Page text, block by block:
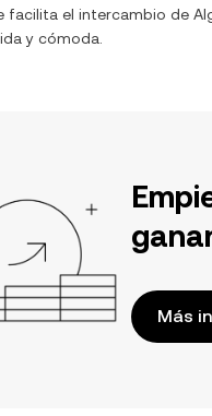
facilita el intercambio de
y cómoda.
Más